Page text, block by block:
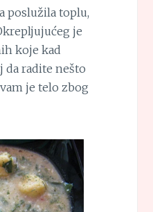
poslužila toplu,
je
koje kad
da radite nešto
je telo zbog